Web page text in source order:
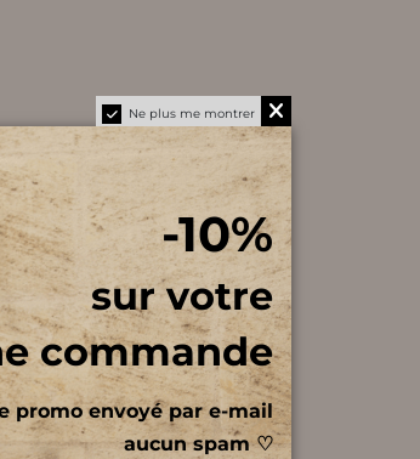
Ne plus me montrer
-10%
sur votre
commande
promo envoyé par e-mail
aucun spam ♡